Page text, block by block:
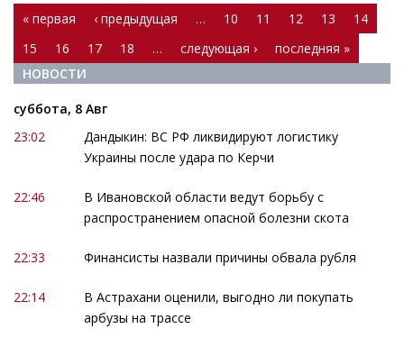
Страницы
« первая ‹ предыдущая … 10 11 12 13
14
15
16 17 18 … следующая ›
последняя »
НОВОСТИ
суббота, 8 Авг
23:02
Дандыкин: ВС РФ ликвидируют логистику
Украины после удара по Керчи
22:46
В Ивановской области ведут борьбу с
распространением опасной болезни скота
22:33 Финансисты назвали причины обвала рубля
22:14
В Астрахани оценили, выгодно ли покупать
арбузы на трассе